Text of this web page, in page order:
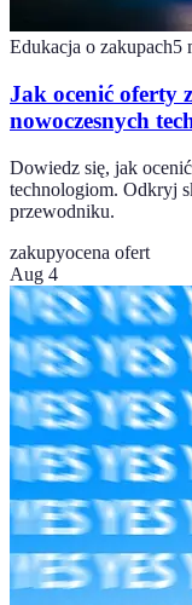
Edukacja o zakupach5
Jak ocenić oferty
nowoczesnych
Dowiedz się, jak
technologiom. Odkryj
przewodniku.
zakupyocena ofert
Aug 4